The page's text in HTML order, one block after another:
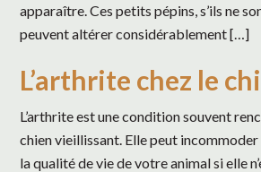
apparaître. Ces petits pépins, s’ils ne
peuvent altérer considérablement […]
L’arthrite chez le
L’arthrite est une condition souvent
chien vieillissant. Elle peut
la qualité de vie de votre animal si elle